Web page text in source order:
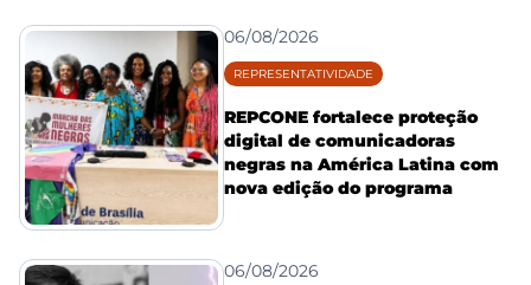
06/08/2026
REPRESENTATIVIDADE
REPCONE fortalece proteção
digital de comunicadoras
negras na América Latina com
nova edição do programa
06/08/2026